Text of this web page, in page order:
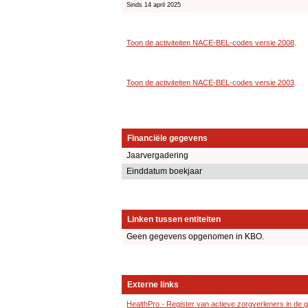
Sinds 14 april 2025
Toon de activiteiten NACE-BEL-codes versie 2008
Toon de activiteiten NACE-BEL-codes versie 2003
Financiële gegevens
Jaarvergadering
Einddatum boekjaar
Linken tussen entiteiten
Geen gegevens opgenomen in KBO.
Externe links
HealthPro - Register van actieve zorgverleners in de